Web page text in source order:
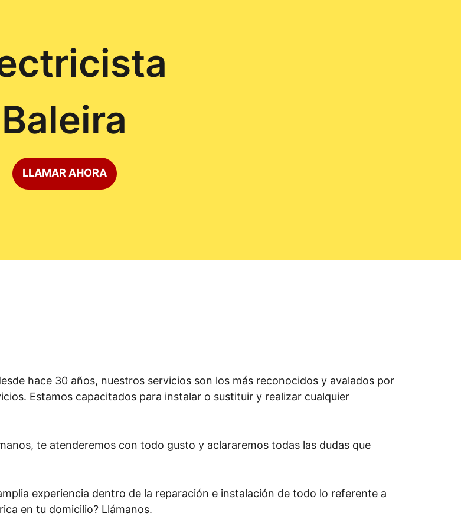
Baleira
LLAMAR AHORA
hace 30 años, nuestros servicios son los más reconocidos y avalados por
Estamos capacitados para instalar o sustituir y realizar cualquier
te atenderemos con todo gusto y aclararemos todas las dudas que
experiencia dentro de la reparación e instalación de todo lo referente a
en tu domicilio? Llámanos.